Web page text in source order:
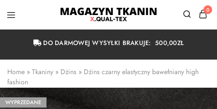
Magazyn
Warszawa
0
DO DARMOWEJ WYSYŁKI BRAKUJE:500,00ZŁ
Home » Tkaniny » Dżins » Dżins czarny elastyczny bawełniany high
fashion
WYPRZEDANE